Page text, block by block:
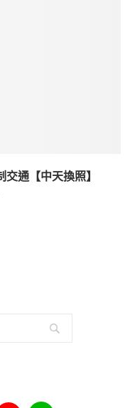
通【中天換照】